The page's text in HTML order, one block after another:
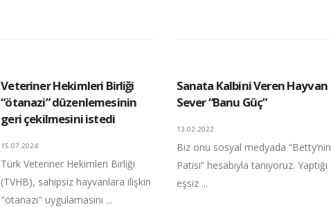
Veteriner Hekimleri Birliği
“ötanazi” düzenlemesinin
geri çekilmesini istedi
15.07.2024
Türk Veteriner Hekimleri Birliği
(TVHB), sahipsiz hayvanlara ilişkin
"ötanazi" uygulamasını ...
Sanata Kalbini Veren Hayvan
Sever “Banu Güç”
13.02.2022
Biz onu sosyal medyada “Betty’nin
Patisi” hesabıyla tanıyoruz. Yaptığı
eşsiz ...